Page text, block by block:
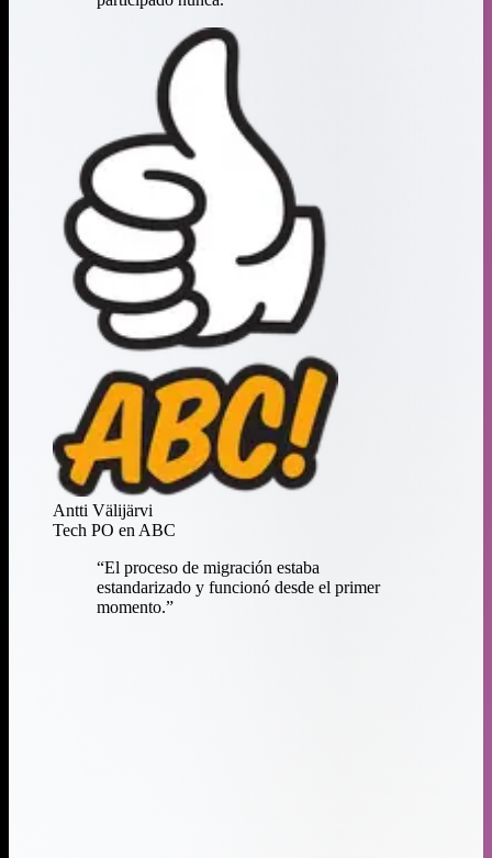
Antti Välijärvi
Tech PO en ABC
“El proceso de migración estaba
estandarizado y funcionó desde el primer
momento.”